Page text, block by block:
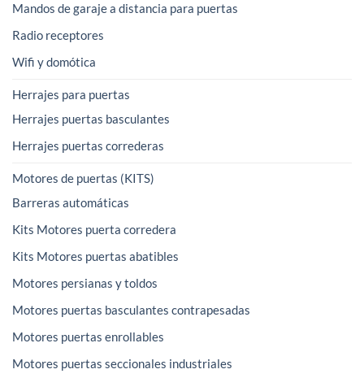
Mandos de garaje a distancia para puertas
Radio receptores
Wifi y domótica
Herrajes para puertas
Herrajes puertas basculantes
Herrajes puertas correderas
Motores de puertas (KITS)
Barreras automáticas
Kits Motores puerta corredera
Kits Motores puertas abatibles
Motores persianas y toldos
Motores puertas basculantes contrapesadas
Motores puertas enrollables
Motores puertas seccionales industriales